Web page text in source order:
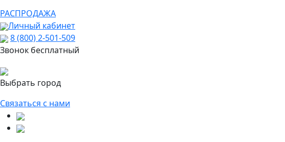
РАСПРОДАЖА
Личный кабинет
8 (800) 2-501-509
Звонок бесплатный
Выбрать город
Связаться с нами